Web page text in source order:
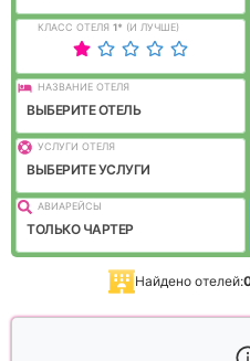
КЛАСС ОТЕЛЯ 1* (И ЛУЧШЕ)
НАЗВАНИЕ ОТЕЛЯ
ВЫБЕРИТЕ ОТЕЛЬ
УСЛУГИ ОТЕЛЯ
ВЫБЕРИТЕ УСЛУГИ
АВИАРЕЙСЫ
ТОЛЬКО ЧАРТЕР
Найдено отелей: